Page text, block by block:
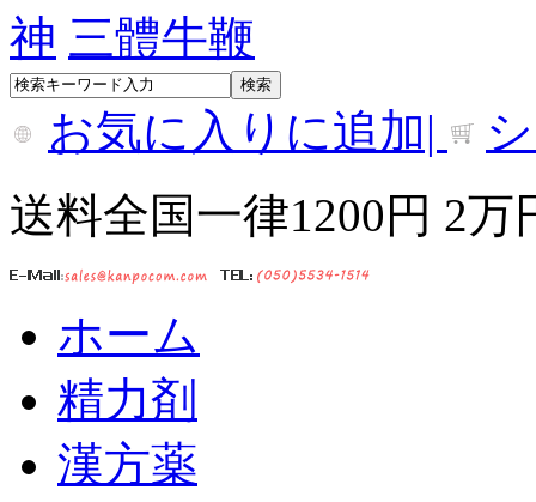
神 三體牛鞭
お気に入りに追加|
送料全国一律1200円 2
ホーム
精力剤
漢方薬